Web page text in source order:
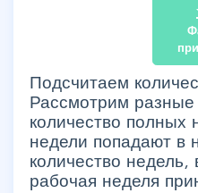
Подсчитаем
Рассмотрим
количество полных
недели попадают в
количество недель,
рабочая неделя